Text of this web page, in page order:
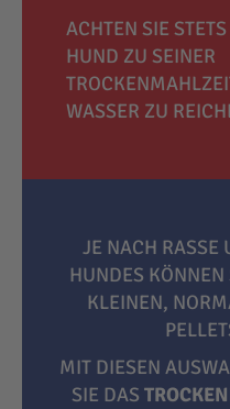
ACHTEN SIE
HUND ZU SEINER
WASSER ZU
JE NACH RASSE
HUNDES
KLEINEN,
MIT DIESEN
SIE DAS